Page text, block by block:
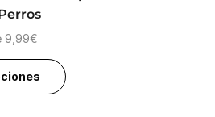
9,99€